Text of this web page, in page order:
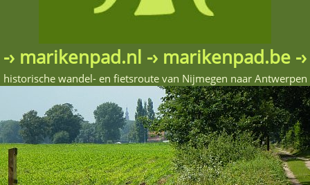
-› marikenpad.nl -› marikenpad.be -›
historische wandel- en fietsroute van Nijmegen naar Antwerpen